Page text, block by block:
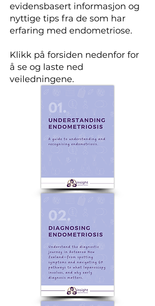
evidensbasert informasjon og
nyttige tips fra de som har
erfaring med endometriose.
Klikk på forsiden nedenfor for
å se og laste ned
veiledningene.